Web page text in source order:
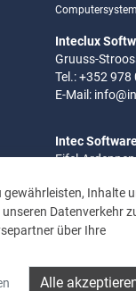
gewährleisten, Inhalte
Datenverkehr
über Ihre
Alle
Inteclux
Gruuss-
Tel.: +352 978
E-Mail:
Intec
Eifel-
Tel.: +32
E-Mail:
Mo - Do: 8 -
Uhr